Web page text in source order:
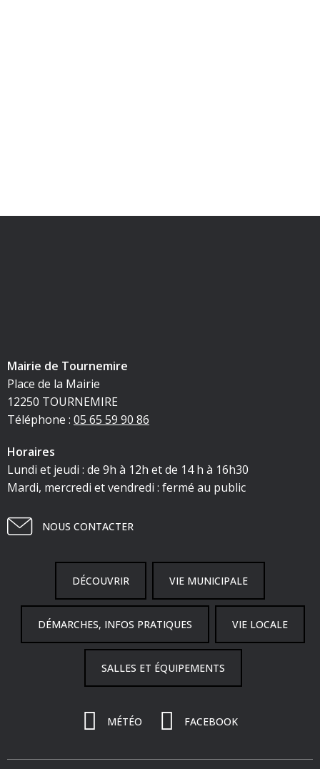
Mairie de Tournemire
Place de la Mairie
12250 TOURNEMIRE
Téléphone : 05 65 59 90 86
Horaires
Lundi et jeudi : de 9h à 12h et de 14 h à 16h30
Mardi, mercredi et vendredi : fermé au public
NOUS CONTACTER
DÉCOUVRIR VIE MUNICIPALE
DÉMARCHES, INFOS PRATIQUES VIE LOCALE
SALLES ET ÉQUIPEMENTS
MÉTÉO FACEBOOK